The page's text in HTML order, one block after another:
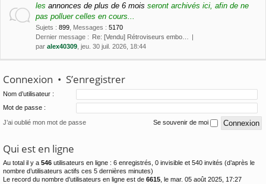
les annonces de plus de 6 mois seront archivés ici, afin de ne
pas polluer celles en cours...
Sujets : 899 Messages : 5170
Dernier message : Re: [Vendu] Rétroviseurs embo…
par alex40309 , jeu. 30 juil. 2026, 18:44
Connexion • S’enregistrer
Nom d’utilisateur :
Mot de passe :
J’ai oublié mon mot de passe Se souvenir de moi
Qui est en ligne
Au total il y a 546 utilisateurs en ligne : 6 enregistrés, 0 invisible et 540 invités (d’après le
nombre d’utilisateurs actifs ces 5 dernières minutes)
Le record du nombre d’utilisateurs en ligne est de 6615 , le mar. 05 août 2025, 17:27